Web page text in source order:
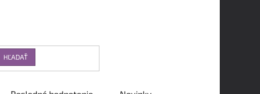
HĽADAŤ